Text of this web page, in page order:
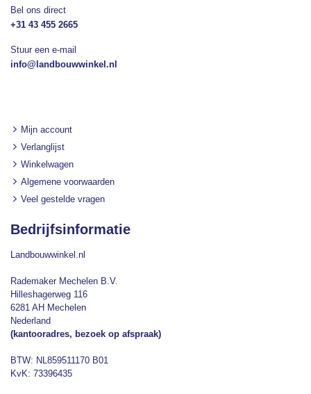
Bel ons direct
+31 43 455 2665
Stuur een e-mail
info@landbouwwinkel.nl
Mijn account
Verlanglijst
Winkelwagen
Algemene voorwaarden
Veel gestelde vragen
Bedrijfsinformatie
Landbouwwinkel.nl
Rademaker Mechelen B.V.
Hilleshagerweg 116
6281 AH Mechelen
Nederland
(kantooradres, bezoek op afspraak)
BTW: NL859511170 B01
KvK: 73396435